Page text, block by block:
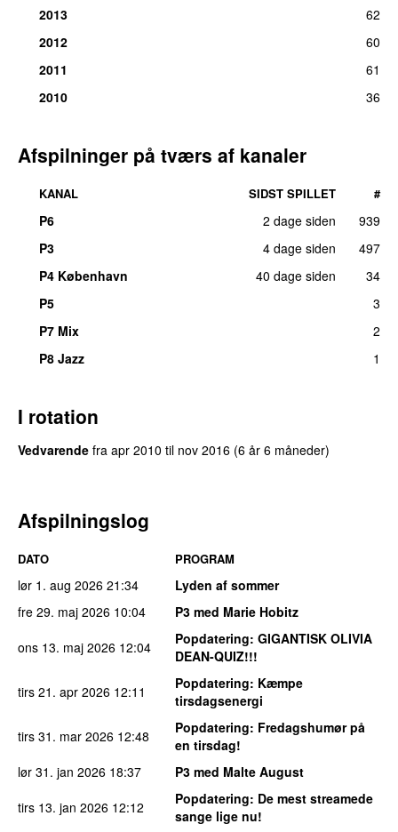
2013
62
2012
60
2011
61
2010
36
Afspilninger på tværs af kanaler
KANAL SIDST SPILLET #
P6 2 dage siden
939
P3
4 dage siden
497
P4 København
40 dage siden
34
P5
3
P7 Mix
2
P8 Jazz
1
I rotation
Vedvarende fra apr 2010 til nov 2016 (6 år 6 måneder)
Afspilningslog
DATO PROGRAM
lør 1. aug 2026 21:34
Lyden af sommer
fre 29. maj 2026 10:04
P3 med Marie Hobitz
ons 13. maj 2026 12:04 Popdatering: GIGANTISK OLIVIA
DEAN-QUIZ!!!
tirs 21. apr 2026 12:11 Popdatering: Kæmpe
tirsdagsenergi
tirs 31. mar 2026 12:48 Popdatering: Fredagshumør på
en tirsdag!
lør 31. jan 2026 18:37
P3 med Malte August
tirs 13. jan 2026 12:12 Popdatering: De mest streamede
sange lige nu!